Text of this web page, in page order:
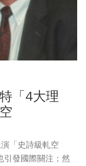
「4大理
「史詩級軋空
引發國際關注；然